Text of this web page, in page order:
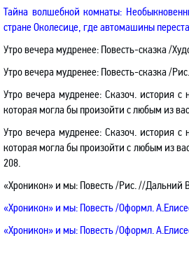
Тайна волшебной комнаты:
стране Околесице, где автомашины
Утро вечера мудренее: Повесть-сказка /
Утро вечера мудренее: Повесть-сказка /Рис.
Утро вечера мудренее: Сказоч.
которая могла бы произойти с любым из
Утро вечера мудренее: Сказоч.
которая могла бы произойти с любым из
208.
«Хроникон» и мы: Повесть /Рис. //
«Хроникон» и мы: Повесть /Оформл.
«Хроникон» и мы: Повесть /Оформл.